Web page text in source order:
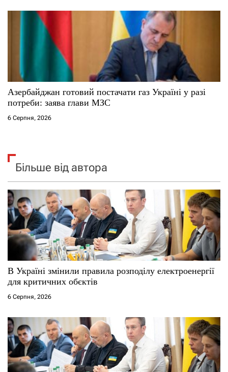
Азербайджан готовий постачати газ Україні у разі
потреби: заява глави МЗС
6 Серпня, 2026
Більше від автора
В Україні змінили правила розподілу електроенергії
для критичних обєктів
6 Серпня, 2026